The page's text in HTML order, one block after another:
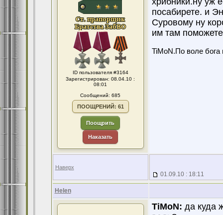
ID пользователя #3164
Зарегистрирован: 08.04.10 :
08:01
Сообщений: 685
ПООЩРЕНИЙ: 61
Поощрить
Наказать
посабирете. и
Суровому ну
им там
TiMoN.По воле
Наверх
01.09.10 : 18:11
Helen
TiMoN: да куда